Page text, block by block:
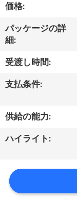
た
し
に
つ
い
工
価格:
パッケージの詳
細:
受渡し時間:
支払条件:
供給の能力:
ハイライト: